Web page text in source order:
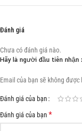
Đánh giá
Chưa có đánh giá nào.
Hãy là người đầu tiên
Email của bạn sẽ không
Đánh giá của bạn
Đánh giá của bạn *